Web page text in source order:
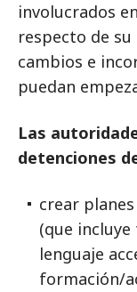
involucrados
respecto de
cambios e
puedan
Las
detenciones
crear
(que
lenguaje
formación/